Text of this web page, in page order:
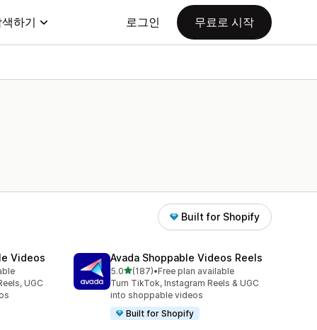
하기 로그인 무료로 시작
Built for Shopify
Videos
UGC
Avada Shoppable Videos Reels
5.0별 5개 중
(187)
총 리뷰 187개
•Free plan available
Turn TikTok, Instagram Reels & UGC
into shoppable videos
Built for Shopify